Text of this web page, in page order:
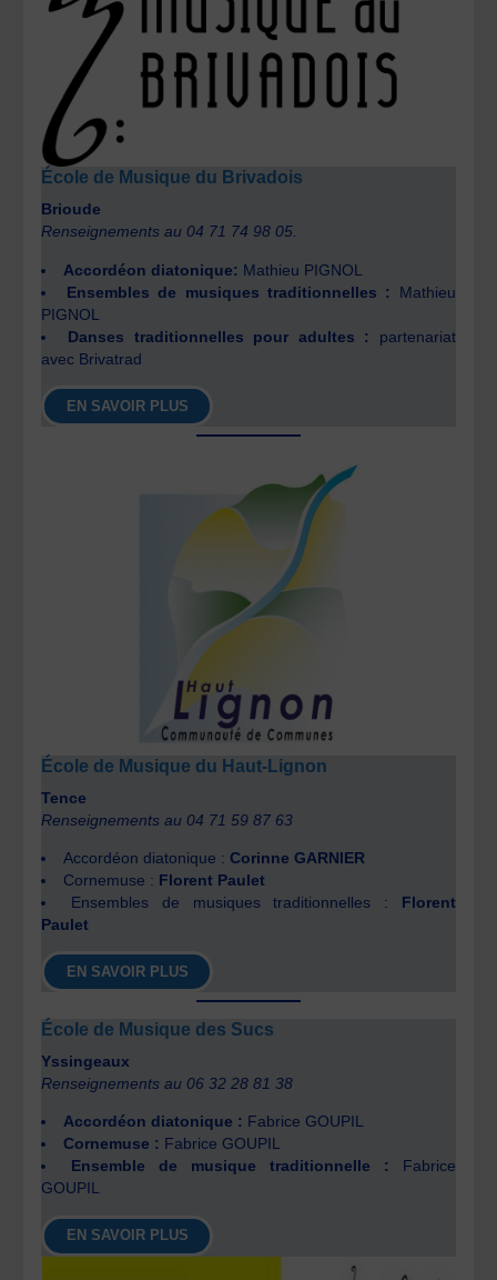
École de Musique du Brivadois
Brioude
Renseignements au 04 71 74 98 05.
Accordéon diatonique: Mathieu PIGNOL
Ensembles de musiques traditionnelles :
Mathieu
PIGNOL
Danses traditionnelles pour adultes :
partenariat
avec Brivatrad
EN SAVOIR PLUS
École de Musique du Haut-Lignon
Tence
Renseignements au 04 71 59 87 63
Accordéon diatonique : Corinne GARNIER
Cornemuse : Florent Paulet
Ensembles de musiques traditionnelles : Florent
Paulet
EN SAVOIR PLUS
École de Musique des Sucs
Yssingeaux
Renseignements au 06 32 28 81 38
Accordéon diatonique : Fabrice GOUPIL
Cornemuse : Fabrice GOUPIL
Ensemble de musique traditionnelle : Fabrice
GOUPIL
EN SAVOIR PLUS